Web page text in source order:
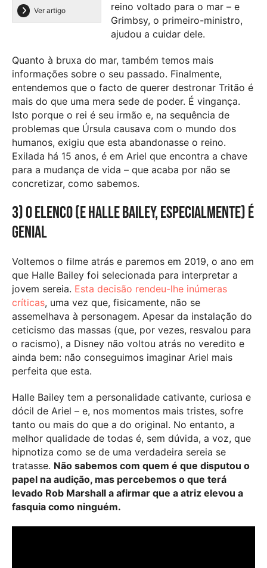
Ver artigo
reino voltado para o mar – e
Grimbsy, o primeiro-ministro,
ajudou a cuidar dele.
Quanto à bruxa do mar, também temos mais
informações sobre o seu passado. Finalmente,
entendemos que o facto de querer destronar Tritão é
mais do que uma mera sede de poder. É vingança.
Isto porque o rei é seu irmão e, na sequência de
problemas que Úrsula causava com o mundo dos
humanos, exigiu que esta abandonasse o reino.
Exilada há 15 anos, é em Ariel que encontra a chave
para a mudança de vida – que acaba por não se
concretizar, como sabemos.
3) O elenco (e Halle Bailey, especialmente) é
genial
Voltemos o filme atrás e paremos em 2019, o ano em
que Halle Bailey foi selecionada para interpretar a
jovem sereia. Esta decisão rendeu-lhe inúmeras
críticas, uma vez que, fisicamente, não se
assemelhava à personagem. Apesar da instalação do
ceticismo das massas (que, por vezes, resvalou para
o racismo), a Disney não voltou atrás no veredito e
ainda bem: não conseguimos imaginar Ariel mais
perfeita que esta.
Halle Bailey tem a personalidade cativante, curiosa e
dócil de Ariel – e, nos momentos mais tristes, sofre
tanto ou mais do que a do original. No entanto, a
melhor qualidade de todas é, sem dúvida, a voz, que
hipnotiza como se de uma verdadeira sereia se
tratasse. Não sabemos com quem é que disputou o
papel na audição, mas percebemos o que terá
levado Rob Marshall a afirmar que a atriz elevou a
fasquia como ninguém.